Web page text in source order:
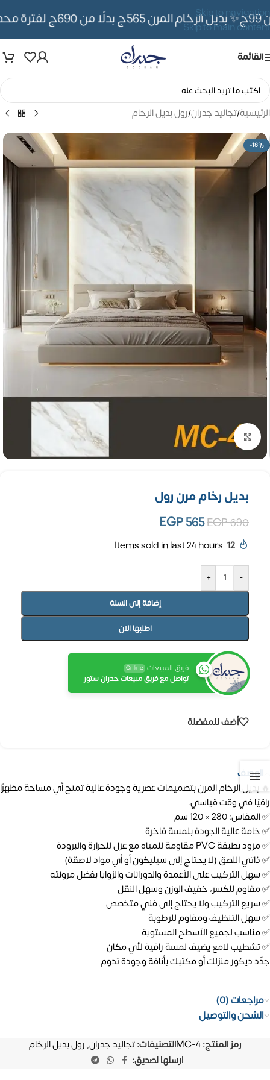
Skip to navigation
Skip to main content
✨ بديل الرخام المرن 565ج بدلًا من 690ج لفترة محدوده
القائمة
الرئيسية/تجاليد جدران/رول بديل الرخام
-18%
تكبير الصورة
بديل رخام مرن رول
EGP690
EGP565
12
Items sold in last 24 hours
-
+
إضافة إلى السلة
اطلبها الان
فريق المبيعات Online
تواصل مع فريق مبيعات جدران ستور
أضف للمفضلة
الوصف
🔥 بديل الرخام المرن بتصميمات عصرية وجودة عالية تمنح أي مساحة مظهرًا
راقيًا في وقت قياسي.
✅ المقاس: 280 × 120 سم
✅ خامة عالية الجودة بلمسة فاخرة
✅ مزود بطبقة PVC مقاومة للمياه مع عزل للحرارة والبرودة
✅ ذاتي اللصق (لا يحتاج إلى سيليكون أو أي مواد لاصقة)
✅ سهل التركيب على الأعمدة والدورانات والزوايا بفضل مرونته
✅ مقاوم للكسر، خفيف الوزن وسهل النقل
✅ سريع التركيب ولا يحتاج إلى فني متخصص
✅ سهل التنظيف ومقاوم للرطوبة
✅ مناسب لجميع الأسطح المستوية
✅ تشطيب لامع يضيف لمسة راقية لأي مكان
جدّد ديكور منزلك أو مكتبك بأناقة وجودة تدوم
مراجعات (0)
الشحن والتوصيل
رمز المنتج:MC-4التصنيفات:تجاليد جدران, رول بديل الرخام
ارسلها لصديق: